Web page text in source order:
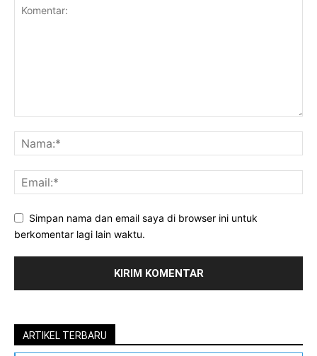
Simpan nama dan email saya di browser ini untuk
berkomentar lagi lain waktu.
ARTIKEL TERBARU